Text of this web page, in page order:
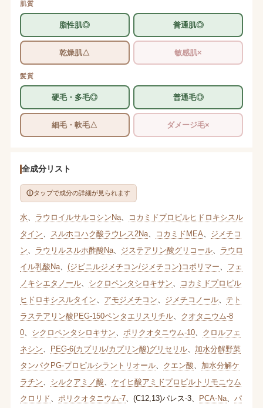
肌質
脂性肌◎ 普通肌◎
乾燥肌△ 敏感肌×
髪質
硬毛・多毛◎ 普通毛◎
細毛・軟毛△ ダメージ毛×
全成分リスト
タップで成分の詳細が見られます
水 ラウロイルサルコシンNa、
コカミドプロピルヒドロキシスル
タイン
スルホコハク酸ラウレス2Na、 コカミドMEA
ジメチコ
ン
ラウリルスルホ酢酸Na、 ジステアリン酸グリコール、 ラウロ
イル乳酸Na、 (ジビニルジメチコン/ジメチコン)コポリマー
フェ
ノキシエタノール、 シクロペンタシロキサン
コカミドプロピル
ヒドロキシスルタイン
アモジメチコン ジメチコノール、 テト
ラステアリン酸PEG-150ペンタエリスリチル、 クオタニウム-8
0、 シクロペンタシロキサン ポリクオタニウム-10、 クロルフェ
ネシン
PEG-6(カプリル/カプリン酸)グリセリル、 加水分解野菜
タンパクPG-プロピルシラントリオール、 クエン酸
加水分解ケ
ラチン
シルクアミノ酸
ケイヒ酸アミドプロピルトリモニウム
クロリド
ポリクオタニウム-7、 (C12,13)パレス-3、 PCA-Na、 パ